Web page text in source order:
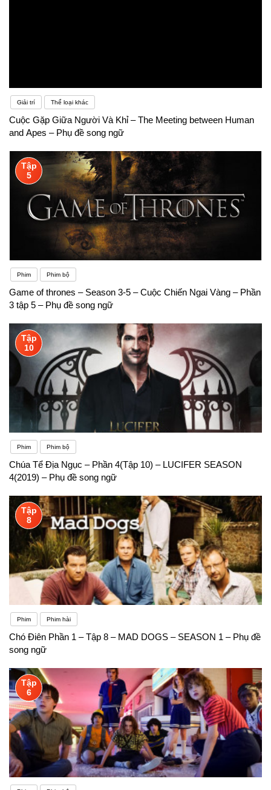
Giải trí Thể loại khác
Cuộc Gặp Giữa Người Và Khỉ – The Meeting between Human
and Apes – Phụ đề song ngữ
Tập
5
Phim Phim bộ
Game of thrones – Season 3-5 – Cuộc Chiến Ngai Vàng – Phần
3 tập 5 – Phụ đề song ngữ
Tập
10
Phim Phim bộ
Chúa Tể Địa Ngục – Phần 4(Tập 10) – LUCIFER SEASON
4(2019) – Phụ đề song ngữ
Tập
8
Phim Phim hài
Chó Điên Phần 1 – Tập 8 – MAD DOGS – SEASON 1 – Phụ đề
song ngữ
Tập
6